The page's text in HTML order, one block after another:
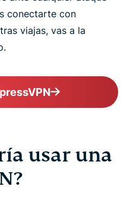
conectarte con
viajas, vas a la
usar una